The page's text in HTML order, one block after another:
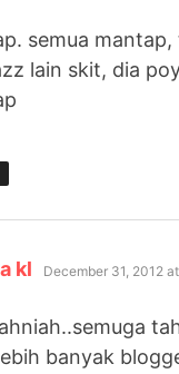
semua mantap,
lain skit, dia
kl says:
December 31, 2012
banyak